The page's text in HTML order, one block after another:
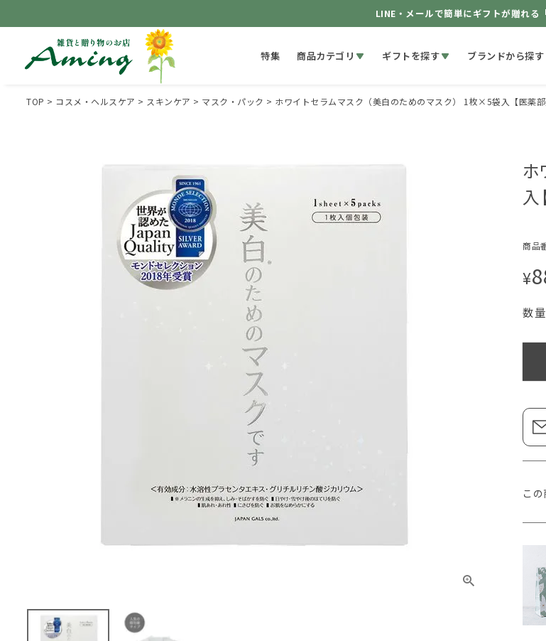
LINE・メールで簡単にギフトが贈れる
特集 商品カテゴリ ギフトを探す ブランドから探す
TOP コスメ・ヘルスケア スキンケア マスク・パック ホワイトセラムマスク（美白のためのマスク） 1枚×5袋入【医薬部
ホ
入
商品
¥
こ